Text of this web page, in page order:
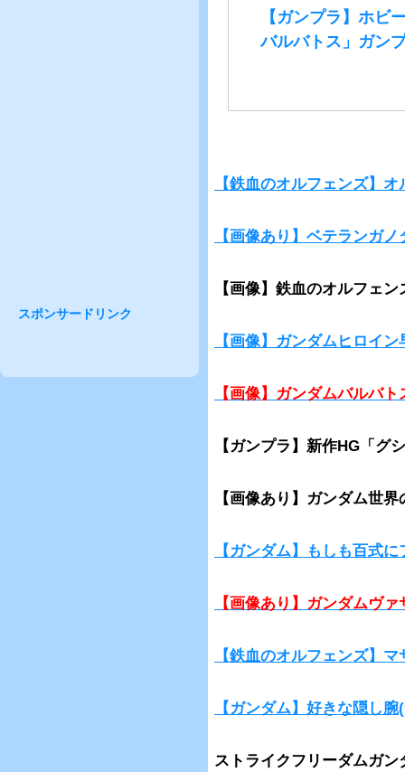
【ガンプラ】ホビ
バルバトス」ガン
【鉄血のオルフェンズ】
【画像あり】ベテランガ
【画像】鉄血のオルフェ
【画像】ガンダムヒロイ
【画像】ガンダムバルバ
【ガンプラ】新作HG「グ
【画像あり】ガンダム世
【ガンダム】もしも百式
【画像あり】ガンダムヴ
【鉄血のオルフェンズ】
【ガンダム】好きな隠し
ストライクフリーダムガ
スポンサードリンク